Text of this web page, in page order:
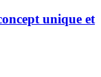
unique et